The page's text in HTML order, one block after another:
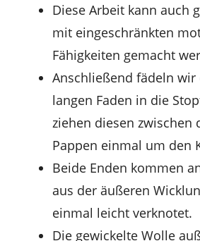
Diese Arbeit kann auch
mit eingeschränkten
Fähigkeiten gemacht
Anschließend fädeln wir
langen Faden in die
ziehen diesen zwischen
Pappen einmal um den
Beide Enden kommen
aus der äußeren
einmal leicht verknotet.
Die gewickelte Wolle